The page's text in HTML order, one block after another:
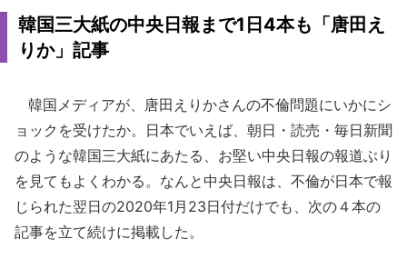
韓国三大紙の中央日報まで1日4本も「唐田え
りか」記事
韓国メディアが、唐田えりかさんの不倫問題にいかにシ
ョックを受けたか。日本でいえば、朝日・読売・毎日新聞
のような韓国三大紙にあたる、お堅い中央日報の報道ぶり
を見てもよくわかる。なんと中央日報は、不倫が日本で報
じられた翌日の2020年1月23日付だけでも、次の４本の
記事を立て続けに掲載した。